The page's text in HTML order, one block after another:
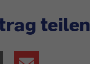
teilen